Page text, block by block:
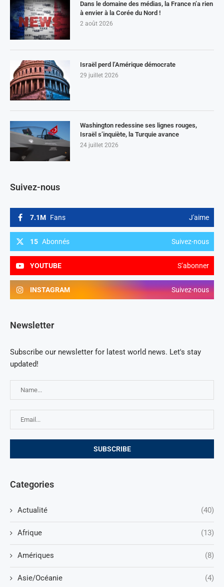
Dans le domaine des médias, la France n’a rien
à envier à la Corée du Nord !
2 août 2026
Israël perd l’Amérique démocrate
29 juillet 2026
Washington redessine ses lignes rouges,
Israël s’inquiète, la Turquie avance
24 juillet 2026
Suivez-nous
7.1M Fans J'aime
15 Abonnés Suivez-nous
YOUTUBE S’abonner
INSTAGRAM Suivez-nous
Newsletter
Subscribe our newsletter for latest world news. Let's stay
updated!
Categories
Actualité (40)
Afrique (13)
Amériques (8)
Asie/Océanie (4)